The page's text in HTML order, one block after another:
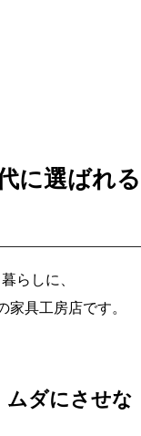
に選ばれる
らしに、
具工房店です。
ムダにさせな